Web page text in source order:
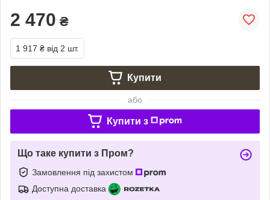
2 470 ₴
1 917 ₴ від 2 шт.
Купити
або
Купити з
Що таке купити з Пром?
Замовлення під захистом
Доступна доставка